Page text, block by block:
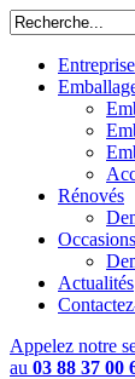
Entreprise
Rénovés
Occasions
Actualités
Appelez notre
au 03 88 37 00